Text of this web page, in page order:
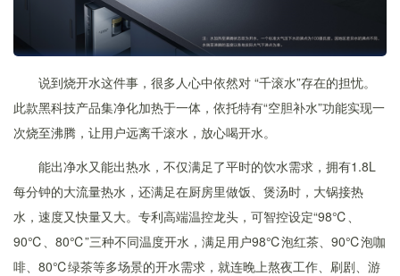
说到烧开水这件事，很多人心中依然对 “千滚水”存在的担忧。
此款黑科技产品集净化加热于一体，依托特有“空胆补水”功能实现一
次烧至沸腾，让用户远离千滚水，放心喝开水。
能出净水又能出热水，不仅满足了平时的饮水需求，拥有1.8L
每分钟的大流量热水，还满足在厨房里做饭、煲汤时，大锅接热
水，速度又快量又大。专利高端温控龙头，可智控设定“98℃、
90℃、80℃”三种不同温度开水，满足用户98℃泡红茶、90℃泡咖
啡、80℃绿茶等多场景的开水需求，就连晚上熬夜工作、刷剧、游